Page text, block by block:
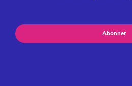
Abonner